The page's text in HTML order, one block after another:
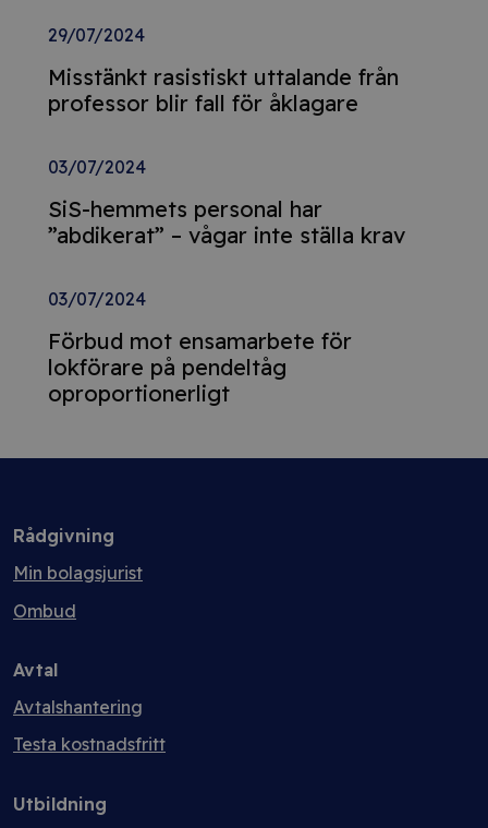
29/07/2024
Misstänkt rasistiskt uttalande från
professor blir fall för åklagare
03/07/2024
SiS-hemmets personal har
”abdikerat” – vågar inte ställa krav
03/07/2024
Förbud mot ensamarbete för
lokförare på pendeltåg
oproportionerligt
Rådgivning
Min bolagsjurist
Ombud
Avtal
Avtalshantering
Testa kostnadsfritt
Utbildning